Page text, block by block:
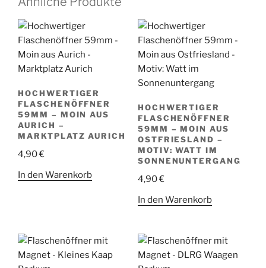
HOCHWERTIGER
FLASCHENÖFFNER
59MM – MOIN AUS
AURICH –
MARKTPLATZ AURICH
4,90€
In den Warenkorb
HOCHWERTIGER
FLASCHENÖFFNER
59MM – MOIN AUS
OSTFRIESLAND –
MOTIV: WATT IM
SONNENUNTERGANG
4,90€
In den Warenkorb